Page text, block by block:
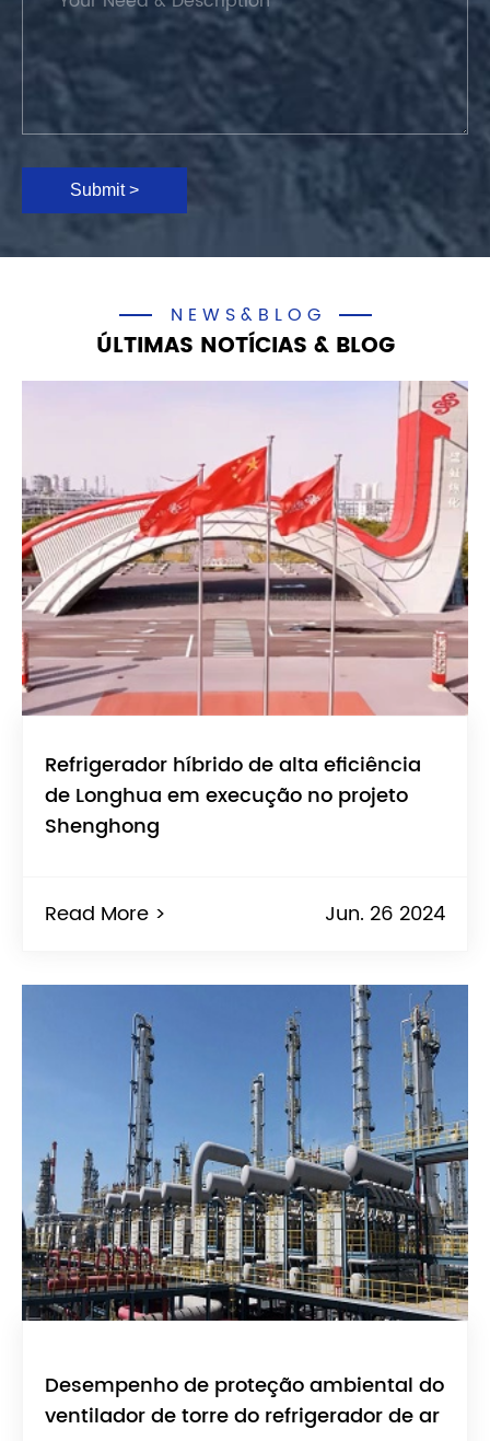
Submit >
NEWS&BLOG
ÚLTIMAS NOTÍCIAS & BLOG
Refrigerador híbrido de alta eficiência
de Longhua em execução no projeto
Shenghong
Read More > Jun. 26 2024
Desempenho de proteção ambiental do
ventilador de torre do refrigerador de ar